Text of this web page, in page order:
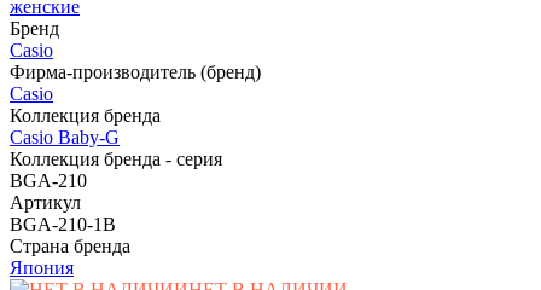
женские
Бренд
Casio
Фирма-производитель (бренд)
Casio
Коллекция бренда
Casio Baby-G
Коллекция бренда - серия
BGA-210
Артикул
BGA-210-1B
Страна бренда
Япония